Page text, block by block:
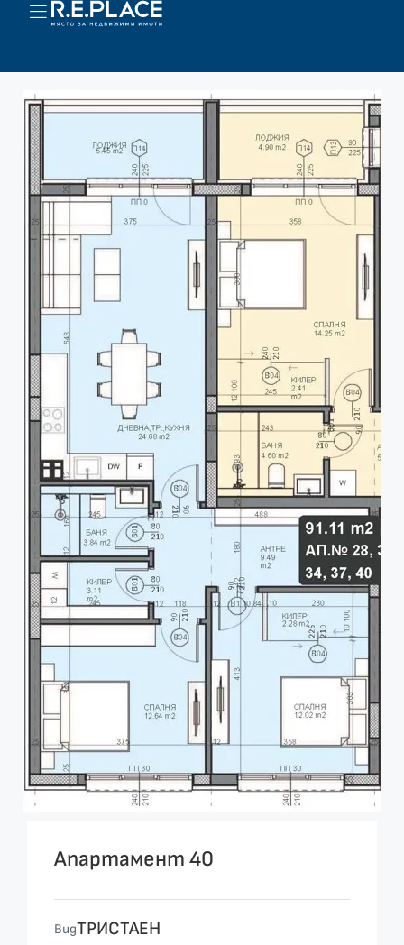
Апартамент 40
ВидТРИСТАЕН